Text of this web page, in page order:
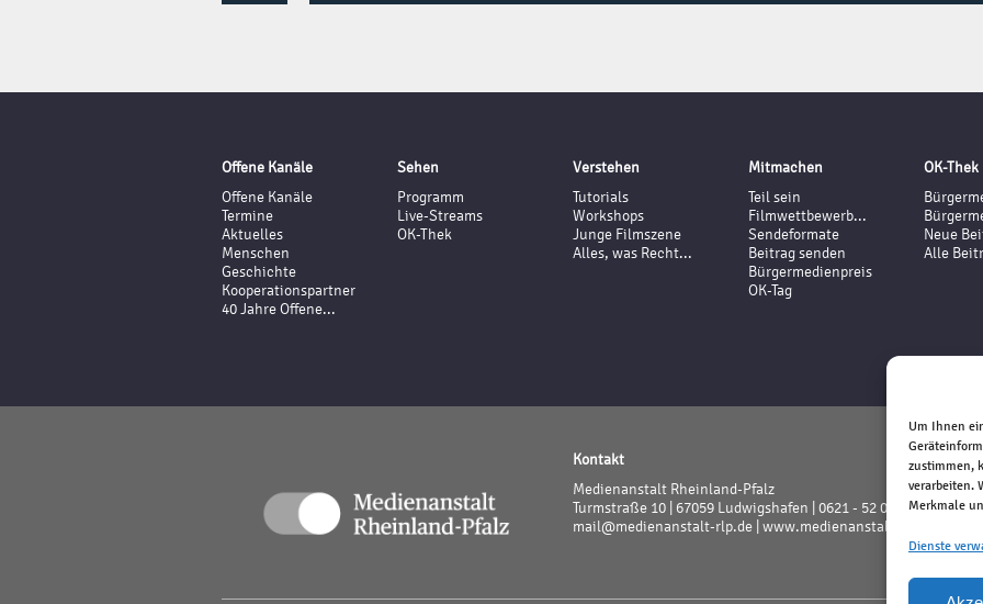
Um Ihnen
zustimmen,
verarbeiten.
Merkmale
Dienste
Offene Kanäle
Offene Kanäle
Termine
Aktuelles
Menschen
Geschichte
Kooperationspartner
40 Jahre Offene...
Sehen
Programm
Live-Streams
OK-Thek
Verstehen
Tutorials
Workshops
Junge Filmszene
Alles, was Recht...
Mitmachen
Teil sein
Filmwettbewerb...
Sendeformate
Beitrag senden
Bürgermedienpreis
OK-Tag
OK-Thek
Neue
Alle
Kontakt
Medienanstalt Rheinland-Pfalz
Turmstraße 10 | 67059 Ludwigshafen | 0621 - 52 02 - 0
mail@medienanstalt-rlp.de | www.medienanstalt-rlp.de